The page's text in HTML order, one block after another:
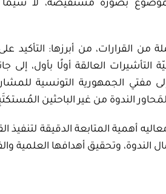
بصورة مستفيضة، لا سيّما ما
من القرارات، من أبرزها: التأكيد
التأشيرات العالقة أولًا بأول،
إلى مفتي الجمهورية التونسية
الندوة من غير الباحثين
أهمية المتابعة الدقيقة لتنفيذ
الندوة، وتحقيق أهدافها العلمية